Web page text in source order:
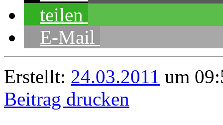
teilen
E-Mail
Erstellt: 24.03.2011 um
Beitrag drucken